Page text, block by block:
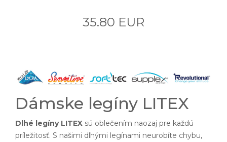
35.80 EUR
Dámske legíny LITEX
Dlhé legíny LITEX sú oblečením naozaj pre každú
príležitosť. S našimi dlhými legínami neurobíte chybu,